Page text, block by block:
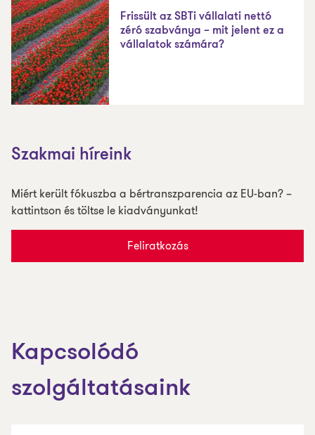
Frissült az SBTi vállalati nettó
zéró szabványa – mit jelent ez a
vállalatok számára?
Szakmai híreink
Miért került fókuszba a bértranszparencia az EU-ban? –
kattintson és töltse le kiadványunkat!
Feliratkozás
Kapcsolódó
szolgáltatásaink